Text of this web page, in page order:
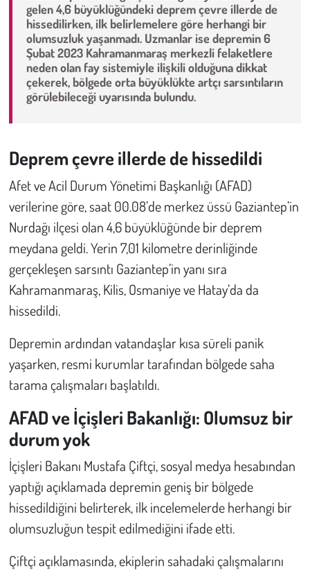
gelen 4,6 büyüklüğündeki deprem çevre illerde de
hissedilirken, ilk belirlemelere göre herhangi bir
olumsuzluk yaşanmadı. Uzmanlar ise depremin 6
Şubat 2023 Kahramanmaraş merkezli felaketlere
neden olan fay sistemiyle ilişkili olduğuna dikkat
çekerek, bölgede orta büyüklükte artçı sarsıntıların
görülebileceği uyarısında bulundu.
Deprem çevre illerde de hissedildi
Afet ve Acil Durum Yönetimi Başkanlığı (AFAD)
verilerine göre, saat 00.08’de merkez üssü Gaziantep’in
Nurdağı ilçesi olan 4,6 büyüklüğünde bir deprem
meydana geldi. Yerin 7,01 kilometre derinliğinde
gerçekleşen sarsıntı Gaziantep’in yanı sıra
Kahramanmaraş, Kilis, Osmaniye ve Hatay’da da
hissedildi.
Depremin ardından vatandaşlar kısa süreli panik
yaşarken, resmi kurumlar tarafından bölgede saha
tarama çalışmaları başlatıldı.
AFAD ve İçişleri Bakanlığı: Olumsuz bir
durum yok
İçişleri Bakanı Mustafa Çiftçi, sosyal medya hesabından
yaptığı açıklamada depremin geniş bir bölgede
hissedildiğini belirterek, ilk incelemelerde herhangi bir
olumsuzluğun tespit edilmediğini ifade etti.
Çiftçi açıklamasında, ekiplerin sahadaki çalışmalarını
Çevre
Galeri
Günün İçinden
Hukuk
Tarım
Son Dakika
Kent
Eğlence